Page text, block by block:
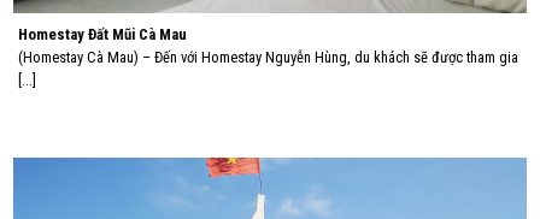
Homestay Đất Mũi Cà Mau
(Homestay Cà Mau) – Đến với Homestay Nguyễn Hùng, du khách sẽ được tham gia
[...]